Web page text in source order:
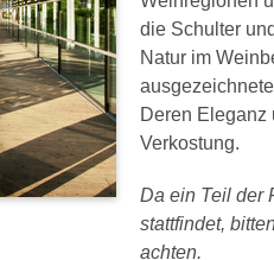
die Schulter
Natur im
Deren Eleganz
Verkostung.
Da ein Teil der
stattfindet,
achten.